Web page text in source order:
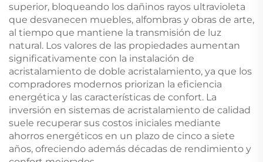
superior, bloqueando los dañinos rayos ultravioleta
que desvanecen muebles, alfombras y obras de arte,
al tiempo que mantiene la transmisión de luz
natural. Los valores de las propiedades aumentan
significativamente con la instalación de
acristalamiento de doble acristalamiento, ya que los
compradores modernos priorizan la eficiencia
energética y las características de confort. La
inversión en sistemas de acristalamiento de calidad
suele recuperar sus costos iniciales mediante
ahorros energéticos en un plazo de cinco a siete
años, ofreciendo además décadas de rendimiento y